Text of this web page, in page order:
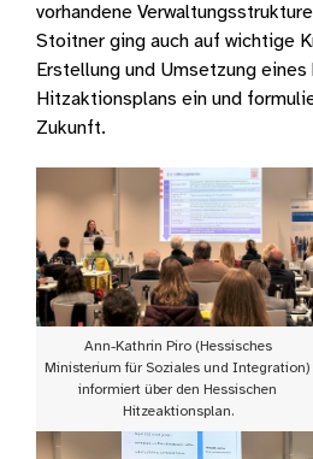
vorhandene
Stoitner ging auch auf wichtige
Erstellung und Umsetzung eines
Hitzaktionsplans ein und
Zukunft.
Ann-Kathrin Piro (Hessisches
Ministerium für Soziales und Integration)
informiert über den Hessischen
Hitzeaktionsplan.